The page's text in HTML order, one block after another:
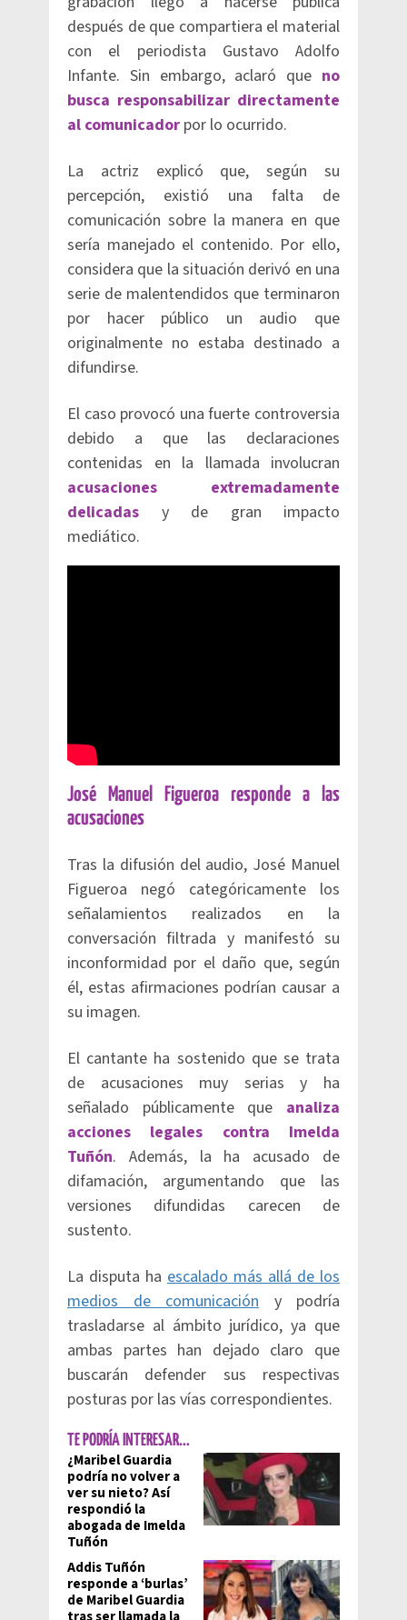
después de que compartiera el material
con el periodista Gustavo Adolfo
Infante. Sin embargo, aclaró que no
busca responsabilizar directamente
al comunicador por lo ocurrido.
La actriz explicó que, según su
percepción, existió una falta de
comunicación sobre la manera en que
sería manejado el contenido. Por ello,
considera que la situación derivó en una
serie de malentendidos que terminaron
por hacer público un audio que
originalmente no estaba destinado a
difundirse.
El caso provocó una fuerte controversia
debido a que las declaraciones
contenidas en la llamada involucran
acusaciones extremadamente
delicadas y de gran impacto
mediático.
José Manuel Figueroa responde a las
acusaciones
Tras la difusión del audio, José Manuel
Figueroa negó categóricamente los
señalamientos realizados en la
conversación filtrada y manifestó su
inconformidad por el daño que, según
él, estas afirmaciones podrían causar a
su imagen.
El cantante ha sostenido que se trata
de acusaciones muy serias y ha
señalado públicamente que analiza
acciones legales contra Imelda
Tuñón. Además, la ha acusado de
difamación, argumentando que las
versiones difundidas carecen de
sustento.
La disputa ha escalado más allá de los
medios de comunicación y podría
trasladarse al ámbito jurídico, ya que
ambas partes han dejado claro que
buscarán defender sus respectivas
posturas por las vías correspondientes.
TE PODRÍA INTERESAR...
¿Maribel Guardia
podría no volver a
ver su nieto? Así
respondió la
abogada de Imelda
Tuñón
Addis Tuñón
responde a ‘burlas’
de Maribel Guardia